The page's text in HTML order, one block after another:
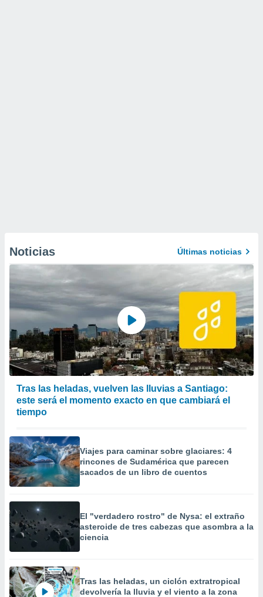
Noticias Últimas noticias
Tras las heladas, vuelven las lluvias a Santiago:
este será el momento exacto en que cambiará el
tiempo
Viajes para caminar sobre glaciares: 4
rincones de Sudamérica que parecen
sacados de un libro de cuentos
El "verdadero rostro" de Nysa: el extraño
asteroide de tres cabezas que asombra a la
ciencia
Tras las heladas, un ciclón extratropical
devolvería la lluvia y el viento a la zona